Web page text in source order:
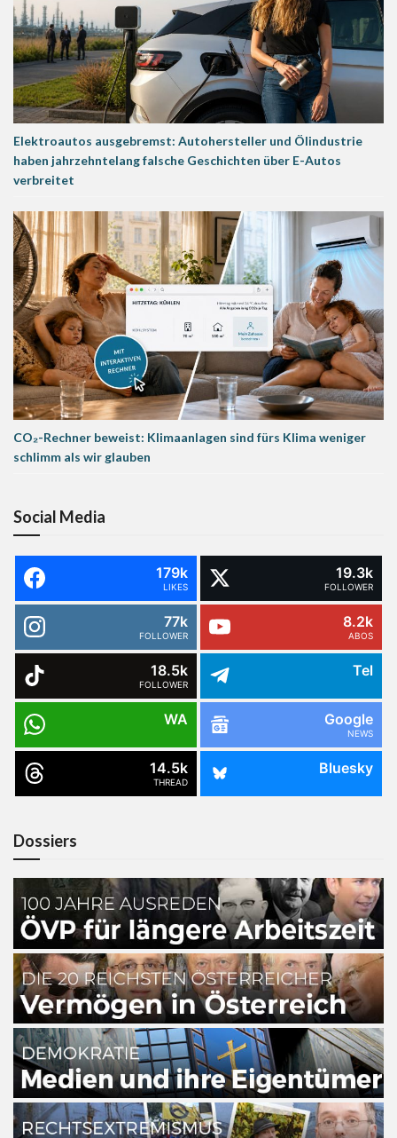
Elektroautos ausgebremst: Autohersteller und Ölindustrie
haben jahrzehntelang falsche Geschichten über E-Autos
verbreitet
CO₂-Rechner beweist: Klimaanlagen sind fürs Klima weniger
schlimm als wir glauben
Social Media
179k
LIKES
19.3k
FOLLOWER
77k
FOLLOWER
8.2k
ABOS
18.5k
FOLLOWER
Tel
WA Google
NEWS
14.5k
THREAD
Bluesky
Dossiers